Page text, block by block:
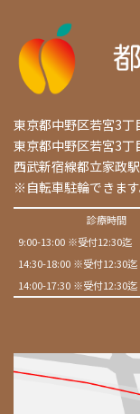
東京都中野区若宮3
東京都中野区若宮3
西武新宿線都立家政
※自転車駐輪できます
診療時間
9:00-13:00 ※受付12:30迄
14:30-18:00 ※受付12:30迄
14:00-17:30 ※受付12:30迄